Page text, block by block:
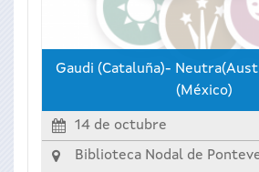
Gaudi (Cataluña)-
(México)
14 de octubre
Biblioteca Nodal de